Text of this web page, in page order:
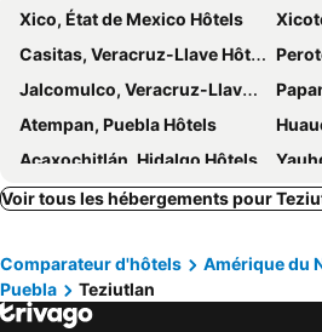
Xico, État de Mexico Hôtels
Casitas, Veracruz-Llave Hôtels
Jalcomulco, Veracruz-Llave Hôtels
Atempan, Puebla Hôtels
Acaxochitlán, Hidalgo Hôtels
Xico, Veracruz-Llave Hôtels
Zacapoaxtla, Puebla Hôtels
Coscomatepec, Veracruz-Llave Hôtels
Voir tous les hébergements pour
Comparateur d'hôtels Amérique du
Puebla
Teziutlan